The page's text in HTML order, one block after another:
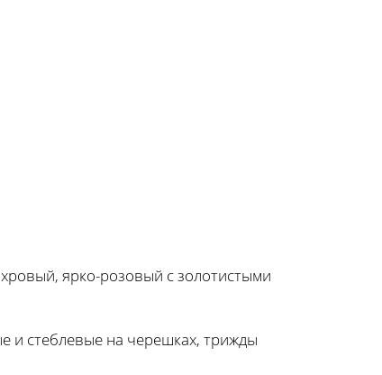
ярко-розовый с золотистыми
и стеблевые на черешках, трижды